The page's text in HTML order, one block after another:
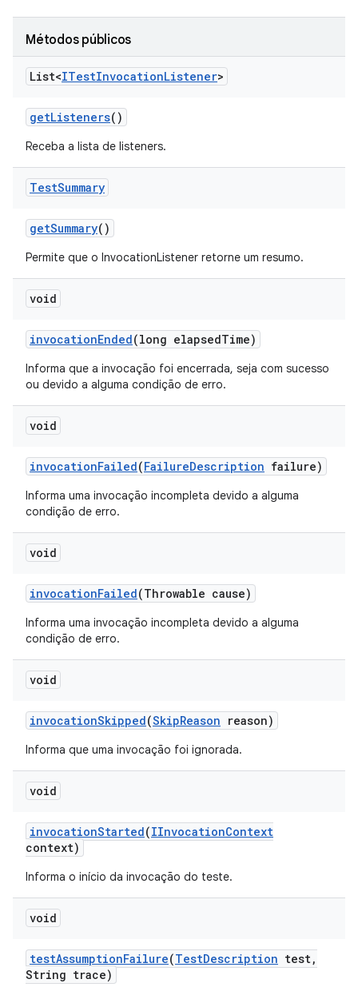
Métodos públicos
List<ITestInvocationListener>
getListeners()
Receba a lista de listeners.
TestSummary
getSummary()
Permite que o InvocationListener retorne um resumo.
void
invocationEnded(long elapsedTime)
Informa que a invocação foi encerrada, seja com sucesso
ou devido a alguma condição de erro.
void
invocationFailed(FailureDescription failure)
Informa uma invocação incompleta devido a alguma
condição de erro.
void
invocationFailed(Throwable cause)
Informa uma invocação incompleta devido a alguma
condição de erro.
void
invocationSkipped(SkipReason reason)
Informa que uma invocação foi ignorada.
void
invocationStarted(IInvocationContext
context)
Informa o início da invocação do teste.
void
testAssumptionFailure(TestDescription test,
String trace)